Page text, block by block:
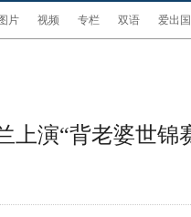
图片 视频 专栏 双语 爱出国
上演“背老婆世锦